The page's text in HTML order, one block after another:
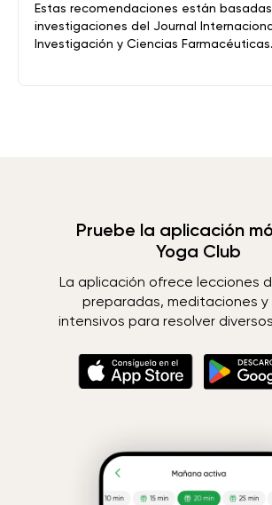
Estas recomendaciones están
investigaciones del Journal
Investigación y Ciencias Farmacéuticas.
Pruebe la aplicación
Yoga Club
La aplicación ofrece lecciones
preparadas, meditaciones y
intensivos para resolver